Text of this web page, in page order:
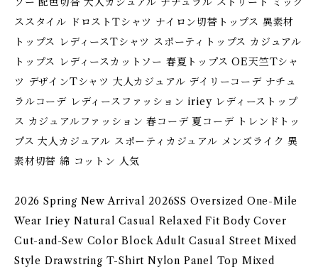
ススタイル ドロストTシャツ ナイロン切替トップス 異素材
トップス レディースTシャツ スポーティトップス カジュアル
トップス レディースカットソー 春夏トップス OE天竺Tシャ
ツ デザインTシャツ 大人カジュアル デイリーコーデ ナチュ
ラルコーデ レディースファッション iriey レディーストップ
ス カジュアルファッション 春コーデ 夏コーデ トレンドトッ
プス 大人カジュアル スポーティカジュアル メンズライク 異
素材切替 綿 コットン 人気
2026 Spring New Arrival 2026SS Oversized One-Mile
Wear Iriey Natural Casual Relaxed Fit Body Cover
Cut-and-Sew Color Block Adult Casual Street Mixed
Style Drawstring T-Shirt Nylon Panel Top Mixed